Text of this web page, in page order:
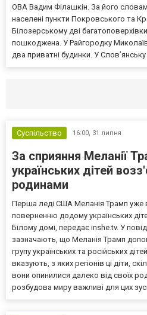
ОВА Вадим Філашкін. За його
населені пункти Покровського та
Білозерському дві
пошкоджена. У Райгородку
два приватні будинки. У
Суспільство 16:00, 31 липня
За сприяння Меланії
українських дітей
родинами
Перша леді США Меланія Трамп уже
поверненню додому українських
Білому домі, передає inshe.tv. У
зазначають, що Меланія Трамп
групу українських та російських
вказують, з яких регіонів ці діти,
вони опинилися далеко від своїх
розбудова миру важливі для цих